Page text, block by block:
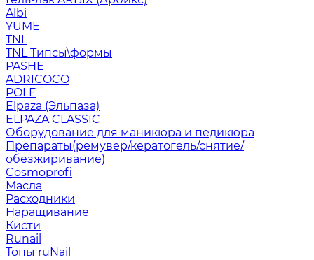
Albi
YUME
TNL
TNL Типсы\формы
PASHE
ADRICOCO
POLE
Elpaza (Эльпаза)
ELPAZA CLASSIC
Оборудование для маникюра и педикюра
Препараты(ремувер/кератогель/снятие/
обезжиривание)
Cosmoprofi
Масла
Расходники
Наращивание
Кисти
Runail
Топы ruNail